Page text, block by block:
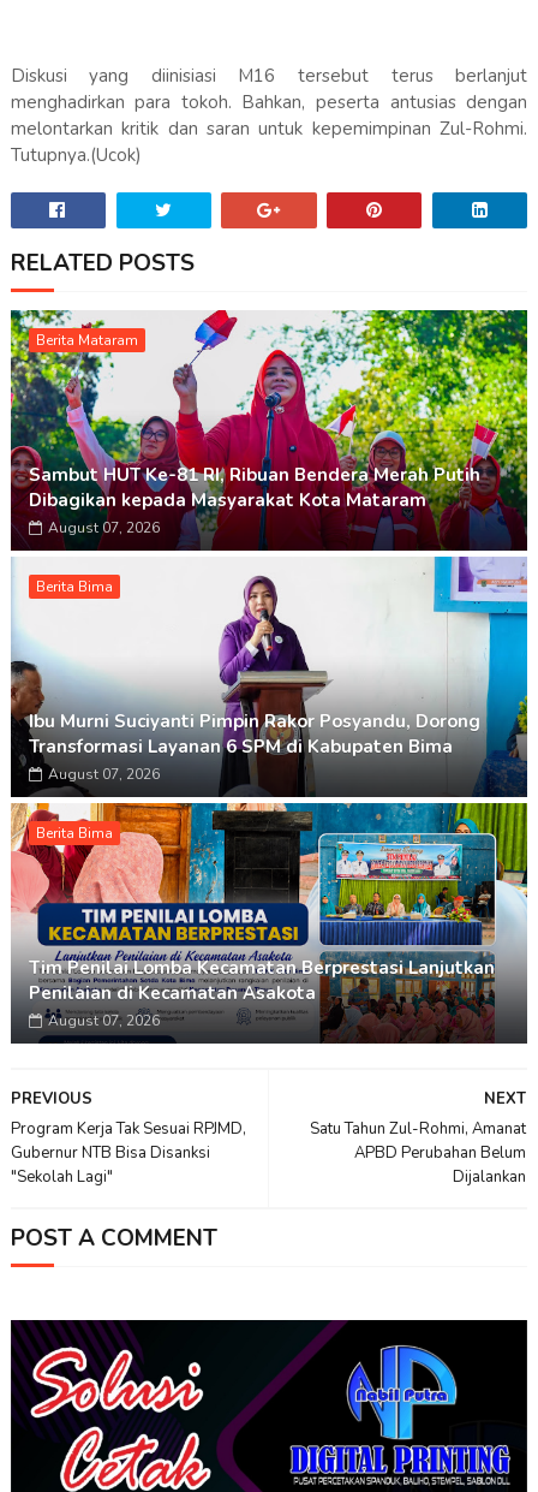
Diskusi yang diinisiasi M16 tersebut terus berlanjut
menghadirkan para tokoh. Bahkan, peserta antusias dengan
melontarkan kritik dan saran untuk kepemimpinan Zul-Rohmi.
Tutupnya.(Ucok)
RELATED POSTS
Berita Mataram
Sambut HUT Ke-81 RI, Ribuan Bendera Merah Putih
Dibagikan kepada Masyarakat Kota Mataram
August 07, 2026
Berita Bima
Ibu Murni Suciyanti Pimpin Rakor Posyandu, Dorong
Transformasi Layanan 6 SPM di Kabupaten Bima
August 07, 2026
Berita Bima
Tim Penilai Lomba Kecamatan Berprestasi Lanjutkan
Penilaian di Kecamatan Asakota
August 07, 2026
NEXT
Satu Tahun Zul-Rohmi, Amanat
APBD Perubahan Belum
Dijalankan
PREVIOUS
Program Kerja Tak Sesuai RPJMD,
Gubernur NTB Bisa Disanksi
"Sekolah Lagi"
POST A COMMENT